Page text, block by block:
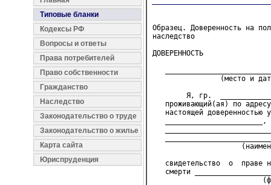
Типовые бланки
Кодексы РФ
Вопросы и ответы
Права потребителей
Право собственности
Гражданство
Наследство
Законодательство о труде
Законодательство о жилье
Карта сайта
Юриспруденция
Образец. Доверенность на
наследство
ДОВЕРЕННОСТЬ
(место и дата
Я, гр.
проживающий(ая) по адресу:
настоящей доверенностью
_______________________,
(наименование
свидетельство  о  праве
смерти
(ф.и.о.,